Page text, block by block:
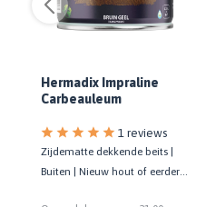
Hermadix Impraline
Carbeauleum
1 reviews
Zijdematte dekkende beits |
Buiten | Nieuw hout of eerder